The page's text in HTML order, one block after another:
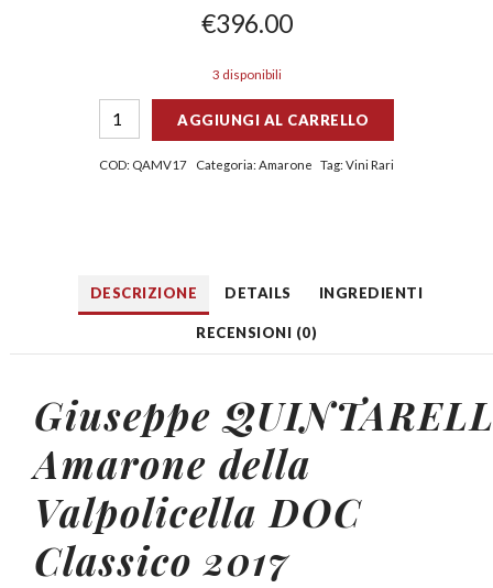
€396.00
3 disponibili
AGGIUNGI AL CARRELLO
COD: QAMV17 Categoria: Amarone Tag: Vini Rari
DESCRIZIONE DETAILS INGREDIENTI
RECENSIONI (0)
Giuseppe
Amarone della
Valpolicella DOC
Classico 2017